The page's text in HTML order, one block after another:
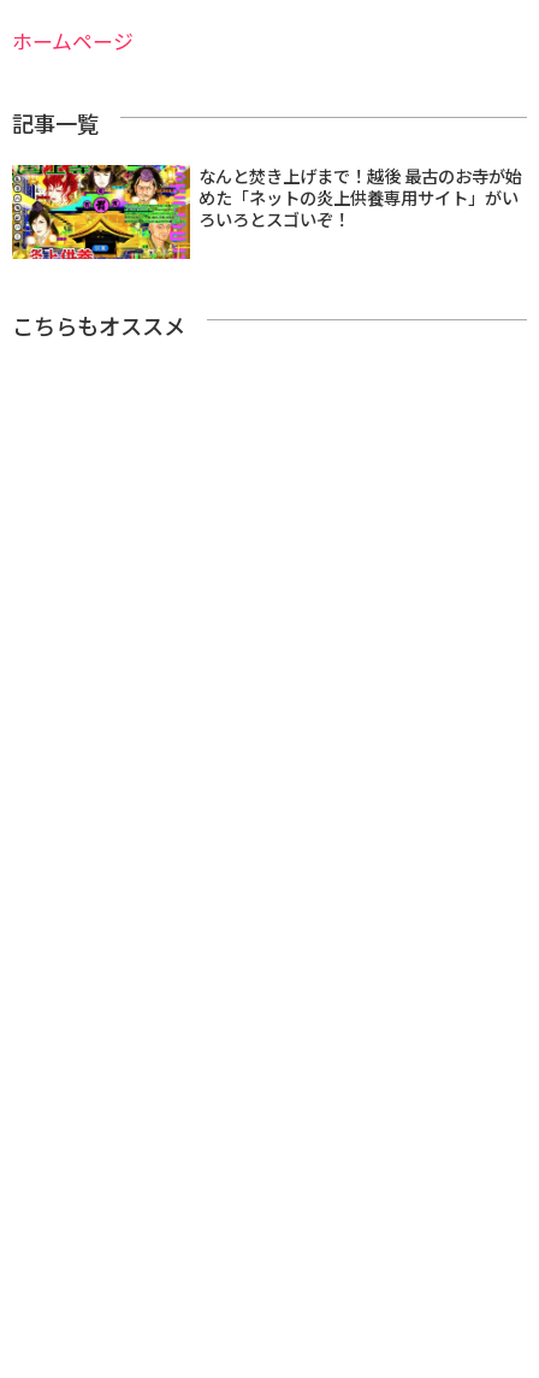
ホームページ
記事一覧
なんと焚き上げまで！越後 最古のお寺が始
めた「ネットの炎上供養専用サイト」がい
ろいろとスゴいぞ！
こちらもオススメ